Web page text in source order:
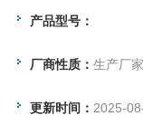
产品型号：
厂商性质：生产厂家
更新时间： 2025-